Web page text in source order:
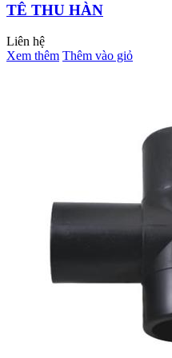
TÊ THU HÀN
Liên hệ
Xem thêm Thêm vào giỏ